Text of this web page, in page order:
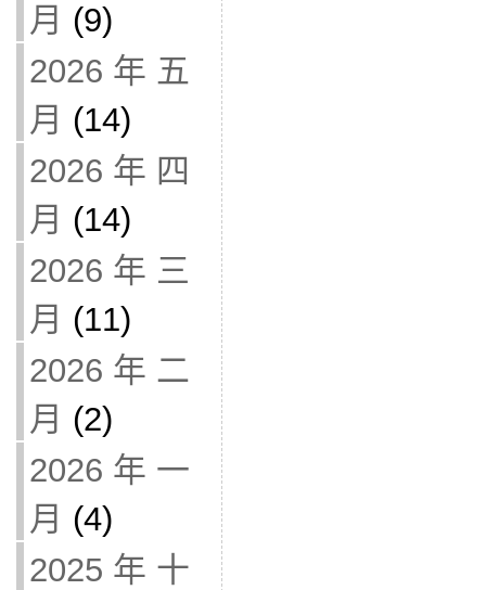
月 (9)
2026 年 五
月 (14)
2026 年 四
月 (14)
2026 年 三
月 (11)
2026 年 二
月 (2)
2026 年 一
月 (4)
2025 年 十